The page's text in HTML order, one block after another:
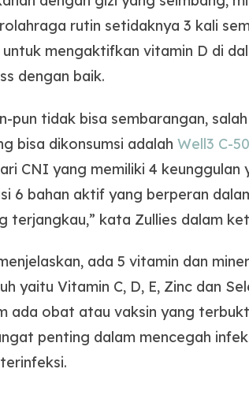
rutin setidaknya 3 kali
mengaktifkan vitamin D di
dengan baik.
pun tidak bisa sembarangan,
bisa dikonsumsi adalah Well3 C-
CNI yang memiliki 4
6 bahan aktif yang berperan
terjangkau,” kata Zullies dalam
ada 5 vitamin dan
yaitu Vitamin C, D, E, Zinc dan
ada obat atau vaksin yang
penting dalam mencegah